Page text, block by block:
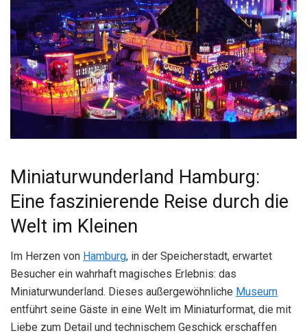
Miniaturwunderland Hamburg:
Eine faszinierende Reise durch die
Welt im Kleinen
Im Herzen von Hamburg, in der Speicherstadt, erwartet
Besucher ein wahrhaft magisches Erlebnis: das
Miniaturwunderland. Dieses außergewöhnliche Museum
entführt seine Gäste in eine Welt im Miniaturformat, die mit
Liebe zum Detail und technischem Geschick erschaffen